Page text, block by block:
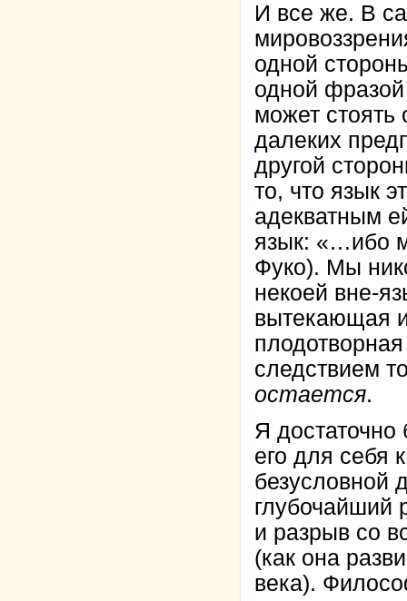
И все же. В
одной
одной
может стоять
далеких
другой
то, что язык
адекватным
язык: «…ибо
Фуко). Мы
некоей вне-
вытекающая
следствием
остается.
Я достаточно
его для себя
безусловной
глубочайший
и разрыв со
(как она
века).